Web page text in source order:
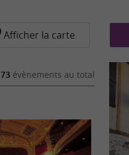
Afficher la carte
73 évènements au total